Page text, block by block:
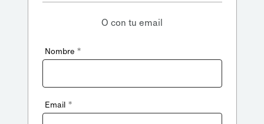
O con tu email
Nombre *
Email *